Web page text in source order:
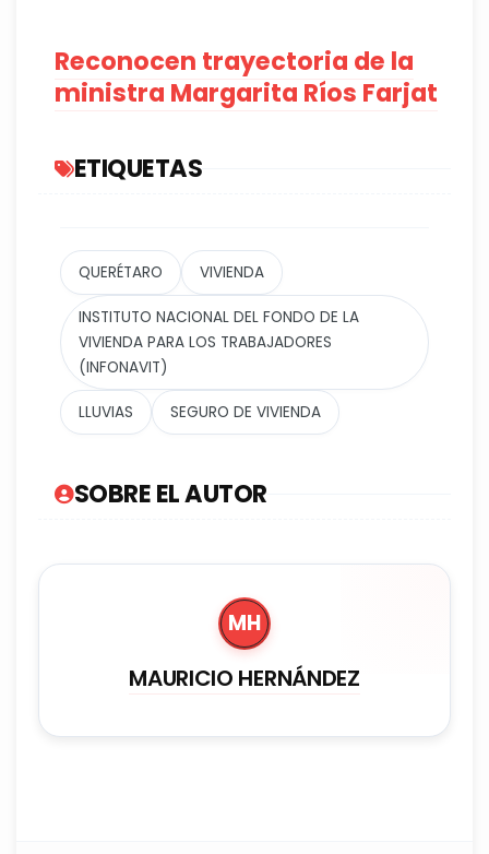
Reconocen trayectoria de la
ministra Margarita Ríos Farjat
ETIQUETAS
QUERÉTARO VIVIENDA
INSTITUTO NACIONAL DEL FONDO DE LA
VIVIENDA PARA LOS TRABAJADORES
(INFONAVIT)
LLUVIAS SEGURO DE VIVIENDA
SOBRE EL AUTOR
MH
MAURICIO HERNÁNDEZ